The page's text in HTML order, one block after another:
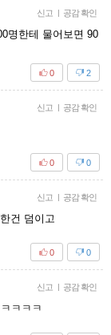
신고 공감 확인
명한테 물어보면 90
2
0
신고 공감 확인
0
0
신고 공감 확인
건 덤이고
0
0
신고 공감 확인
ㅋㅋㅋ